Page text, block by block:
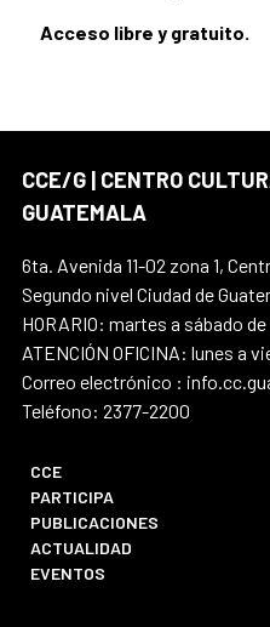
Acceso libre y gratuito.
CCE/G | CENTRO
GUATEMALA
6ta. Avenida 11-02 zona 1,
Segundo nivel Ciudad de
HORARIO: martes a sábado
ATENCIÓN OFICINA: lunes a
Correo electrónico :
Teléfono: 2377-2200
CCE
PARTICIPA
PUBLICACIONES
ACTUALIDAD
EVENTOS